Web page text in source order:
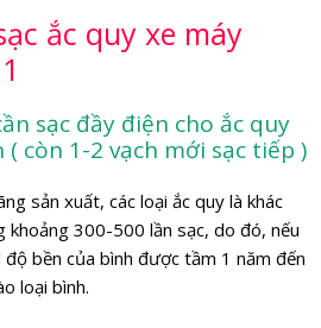
ắc quy xe máy
sạc đầy điện cho ắc quy
còn 1-2 vạch mới sạc tiếp )
sản xuất, các loại ắc quy là khác
khoảng 300-500 lần sạc, do đó, nếu
bền của bình được tầm 1 năm đến
loại bình.